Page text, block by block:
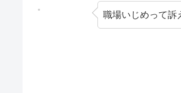
職場いじめって訴